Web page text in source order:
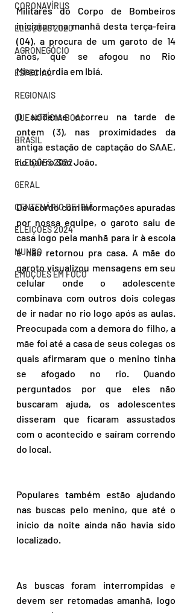
CORONAVÍRUS
ELEIÇÕES 2020
AGRONEGÓCIO
ESPECIAL
REGIONAIS
QUE NOTÍCIA BOA!
BRASIL
ELEIÇÕES 2022
GERAL
CENTENÁRIO DE IBIÁ
ELEIÇÕES 2024
MUNDO
EMOÇÕES EM FOCO
Militares do Corpo de Bombeiros
iniciaram na manhã desta terça-feira
(04), a procura de um garoto de 14
anos, que se afogou no Rio
Misericórdia em Ibiá.
O acidente ocorreu na tarde de
ontem (3), nas proximidades da
antiga estação de captação do SAAE,
no bairro São João.
De acordo com informações apuradas
por nossa equipe, o garoto saiu de
casa logo pela manhã para ir à escola
e não retornou pra casa. A mãe do
garoto visualizou mensagens em seu
celular onde o adolescente
combinava com outros dois colegas
de ir nadar no rio logo após as aulas.
Preocupada com a demora do filho, a
mãe foi até a casa de seus colegas os
quais afirmaram que o menino tinha
se afogado no rio. Quando
perguntados por que eles não
buscaram ajuda, os adolescentes
disseram que ficaram assustados
com o acontecido e saíram correndo
do local.
Populares também estão ajudando
nas buscas pelo menino, que até o
início da noite ainda não havia sido
localizado.
As buscas foram interrompidas e
devem ser retomadas amanhã, logo